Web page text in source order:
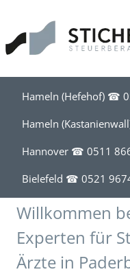
Hameln (Hefehof) ☎
Hameln
Hannover ☎ 0511
Bielefeld ☎ 0521
Willkommen
Experten für
Ärzte in
Steuerberatung
Lohnbuchhaltung
Existenzgründung
Akademische Heilberufe
Steuerberatung für
Steuerberatung für
Profil
Team
Kontakt
Information für
News
Kalender